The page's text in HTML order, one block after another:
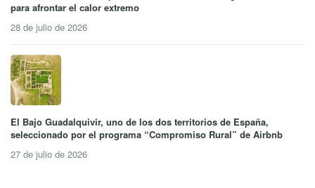
para afrontar el calor extremo
28 de julio de 2026
El Bajo Guadalquivir, uno de los dos territorios de España,
seleccionado por el programa “Compromiso Rural” de Airbnb
27 de julio de 2026